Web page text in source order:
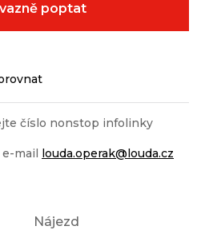
Nájezd
poptat
číslo nonstop infolinky
mail louda.operak@louda.cz